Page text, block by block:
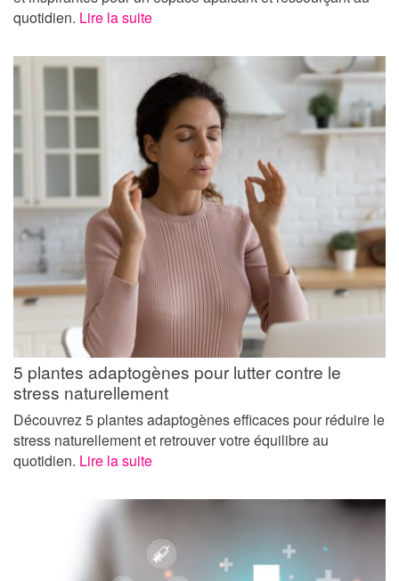
quotidien. Lire la suite
5 plantes adaptogènes pour lutter contre le
stress naturellement
Découvrez 5 plantes adaptogènes efficaces pour réduire le
stress naturellement et retrouver votre équilibre au
quotidien. Lire la suite